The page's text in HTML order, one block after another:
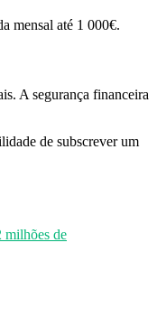
mensal até 1 000€.
A segurança financeira
de subscrever um
milhões de